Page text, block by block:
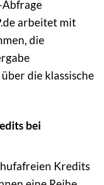
Abfrage
arbeitet mit
die
die klassische
bei
Kredits